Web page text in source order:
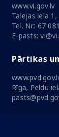
www.vi.gov.lv
Talejas iela 1,
Tel. Nr.: 67
E-pasts:
Pārtikas
Rīga, Peldu